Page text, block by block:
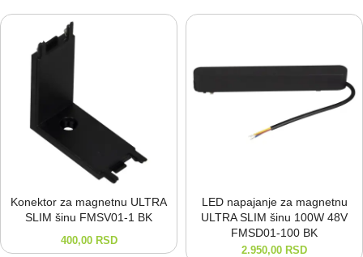
Konektor za magnetnu ULTRA
SLIM šinu FMSV01-⁠1 BK
400,00 RSD
LED napajanje za magnetnu
ULTRA SLIM šinu 100W 48V
FMSD01-⁠100 BK
2.950,00 RSD